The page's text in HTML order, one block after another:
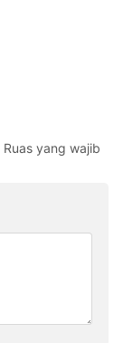
Ruas yang wajib